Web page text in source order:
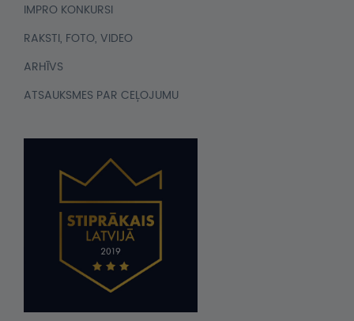
IMPRO KONKURSI
RAKSTI, FOTO, VIDEO
ARHĪVS
ATSAUKSMES PAR CEĻOJUMU